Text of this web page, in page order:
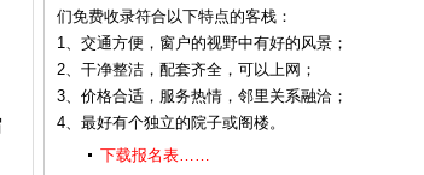
们免费收录符合以下特点的客栈：
1、交通方便，窗户的视野中有好的风景；
2、干净整洁，配套齐全，可以上网；
3、价格合适，服务热情，邻里关系融洽；
4、最好有个独立的院子或阁楼。
下载报名表……